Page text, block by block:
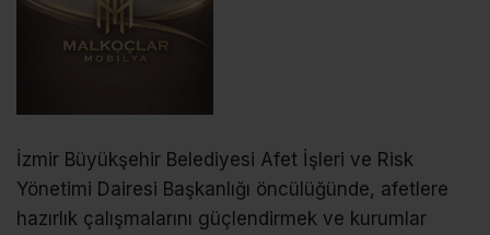
İzmir Büyükşehir Belediyesi Afet İşleri ve Risk
Yönetimi Dairesi Başkanlığı öncülüğünde, afetlere
hazırlık çalışmalarını güçlendirmek ve kurumlar